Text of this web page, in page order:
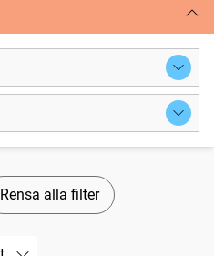
Rensa alla filter